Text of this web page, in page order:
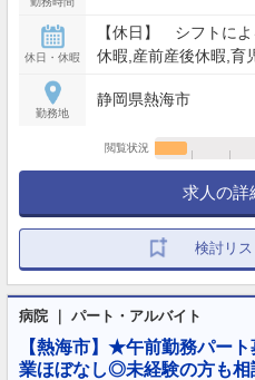
休日・休暇
【休日】 シフトに
休暇,産前産後休暇,
勤務地
静岡県熱海市
閲覧状況
求人の詳
検討リス
病院 ｜ パート・アルバイト
【熱海市】★午前勤務パー
業ほぼなし◎未経験の方も相